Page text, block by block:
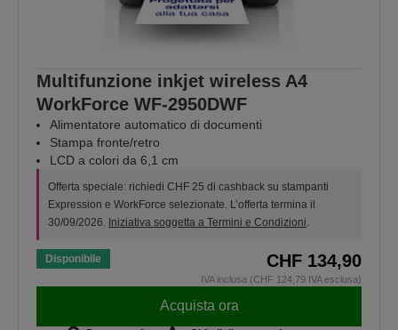
Multifunzione inkjet wireless A4
WorkForce WF-2950DWF
Alimentatore automatico di documenti
Stampa fronte/retro
LCD a colori da 6,1 cm
Offerta speciale: richiedi CHF 25 di cashback su stampanti
Expression e WorkForce selezionate. L’offerta termina il
30/09/2026. Iniziativa soggetta a Termini e Condizioni.
Disponibile CHF 134,90
IVA inclusa (CHF 124,79 IVA esclusa)
Acquista ora